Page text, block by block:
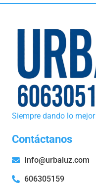
Siempre dando lo
Contáctanos
Info@urbaluz.com
606305159